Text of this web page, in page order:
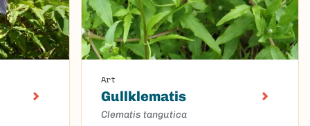
Art
Gullklematis
Clematis tangutica